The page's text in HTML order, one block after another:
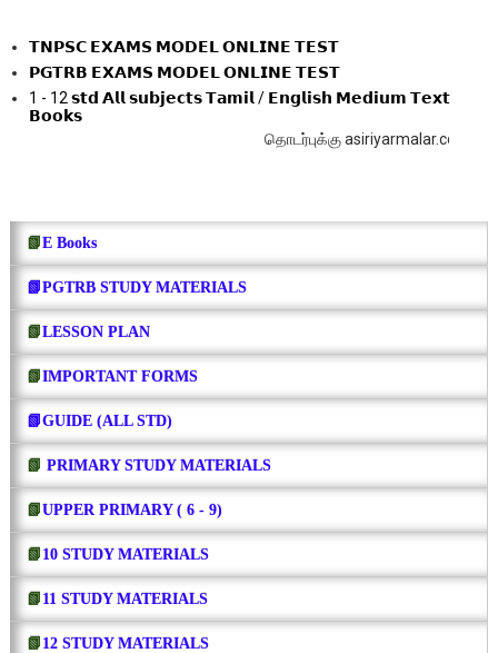
𝗧𝗡𝗣𝗦𝗖 𝗘𝗫𝗔𝗠𝗦 𝗠𝗢𝗗𝗘𝗟 𝗢𝗡𝗟𝗜𝗡𝗘 𝗧𝗘𝗦𝗧
𝗣𝗚𝗧𝗥𝗕 𝗘𝗫𝗔𝗠𝗦 𝗠𝗢𝗗𝗘𝗟 𝗢𝗡𝗟𝗜𝗡𝗘 𝗧𝗘𝗦𝗧
1 - 12 𝘀𝘁𝗱 𝗔𝗹𝗹 𝘀𝘂𝗯𝗷𝗲𝗰𝘁𝘀 𝗧𝗮𝗺𝗶𝗹 / 𝗘𝗻𝗴𝗹𝗶𝘀𝗵 𝗠𝗲𝗱𝗶𝘂𝗺 𝗧𝗲𝘅𝘁
𝗕𝗼𝗼𝗸𝘀
தொடர்புக்கு asiriyarmalar.com@gmail.com
📗E Books
📗PGTRB STUDY MATERIALS
📗LESSON PLAN
📗IMPORTANT FORMS
📗GUIDE (ALL STD)
📗 PRIMARY STUDY MATERIALS
📗UPPER PRIMARY ( 6 - 9)
📗 10 STUDY MATERIALS
📗 11 STUDY MATERIALS
📗 12 STUDY MATERIALS